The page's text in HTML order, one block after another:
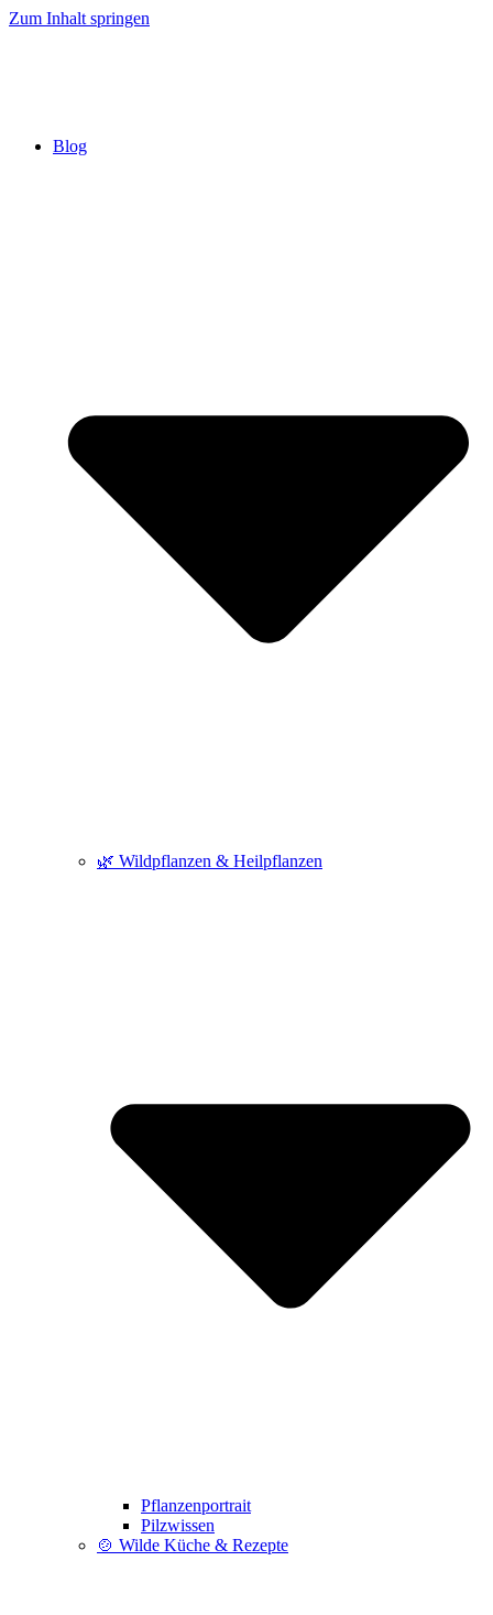
Zum Inhalt springen
Blog
🌿 Wildpflanzen & Heilpflanzen
Pflanzenportrait
Pilzwissen
🍲 Wilde Küche & Rezepte